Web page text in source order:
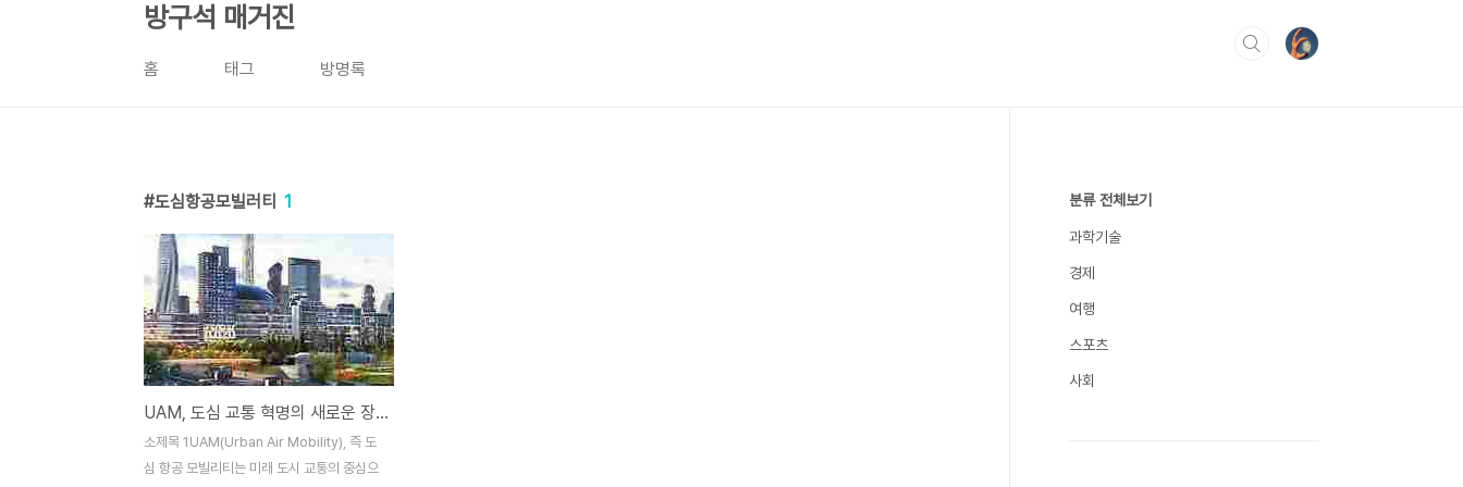
방구석 매거진
홈 태그 방명록
도심항공모빌러티 1
UAM, 도심 교통 혁명의 새로운 장을 열다
소제목 1UAM(Urban Air Mobility), 즉 도
심 항공 모빌리티는 미래 도시 교통의 중심으
분류 전체보기
과학기술
경제
여행
스포츠
사회